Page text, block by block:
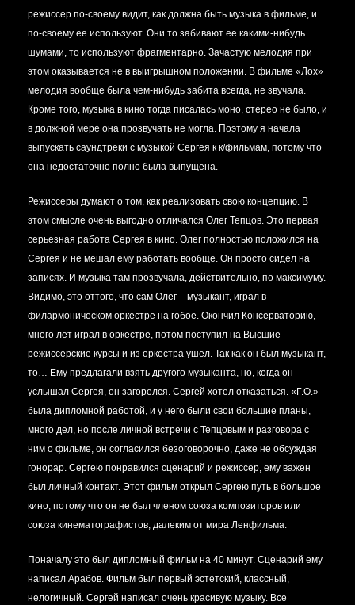
режиссер по-своему видит, как должна быть музыка в фильме, и
по-своему ее используют. Они то забивают ее какими-нибудь
шумами, то используют фрагментарно. Зачастую мелодия при
этом оказывается не в выигрышном положении. В фильме «Лох»
мелодия вообще была чем-нибудь забита всегда, не звучала.
Кроме того, музыка в кино тогда писалась моно, стерео не было, и
в должной мере она прозвучать не могла. Поэтому я начала
выпускать саундтреки с музыкой Сергея к к/фильмам, потому что
она недостаточно полно была выпущена.
Режиссеры думают о том, как реализовать свою концепцию. В
этом смысле очень выгодно отличался Олег Тепцов. Это первая
серьезная работа Сергея в кино. Олег полностью положился на
Сергея и не мешал ему работать вообще. Он просто сидел на
записях. И музыка там прозвучала, действительно, по максимуму.
Видимо, это оттого, что сам Олег – музыкант, играл в
филармоническом оркестре на гобое. Окончил Консерваторию,
много лет играл в оркестре, потом поступил на Высшие
режиссерские курсы и из оркестра ушел. Так как он был музыкант,
то… Ему предлагали взять другого музыканта, но, когда он
услышал Сергея, он загорелся. Сергей хотел отказаться. «Г.О.»
была дипломной работой, и у него были свои большие планы,
много дел, но после личной встречи с Тепцовым и разговора с
ним о фильме, он согласился безоговорочно, даже не обсуждая
гонорар. Сергею понравился сценарий и режиссер, ему важен
был личный контакт. Этот фильм открыл Сергею путь в большое
кино, потому что он не был членом союза композиторов или
союза кинематографистов, далеким от мира Ленфильма.
Поначалу это был дипломный фильм на 40 минут. Сценарий ему
написал Арабов. Фильм был первый эстетский, классный,
нелогичный. Сергей написал очень красивую музыку. Все